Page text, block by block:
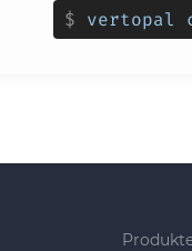
$ vertopal